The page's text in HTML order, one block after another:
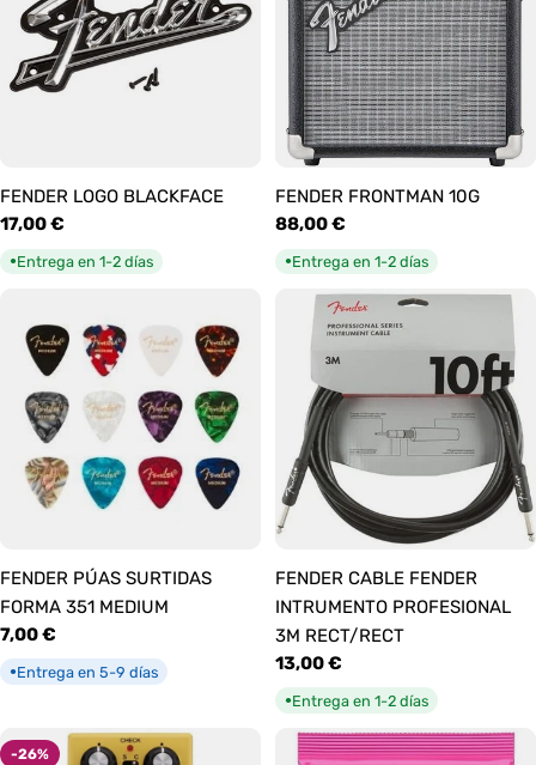
FENDER LOGO BLACKFACE
Precio
habitual
17,00 €
●Entrega en 1-2 días
FENDER FRONTMAN 10G
Precio
habitual
88,00 €
●Entrega en 1-2 días
FENDER PÚAS SURTIDAS
FORMA 351 MEDIUM
Precio
habitual
7,00 €
●Entrega en 5-9 días
FENDER CABLE FENDER
INTRUMENTO PROFESIONAL
3M RECT/RECT
Precio
habitual
13,00 €
●Entrega en 1-2 días
-26%